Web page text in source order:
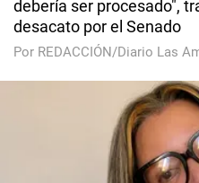
debería ser procesado",
desacato por el Senado
Por REDACCIÓN/Diario Las